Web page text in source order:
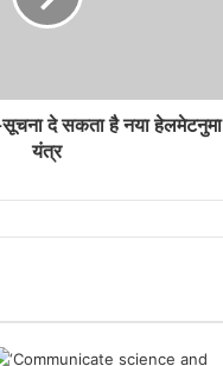
से बचाने का मार्ग प्रशस्त कर सकता है
अध्ययन
सूचना दे सकता है नया हेलमेटनुमा
यंत्र